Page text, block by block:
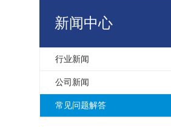
新闻中心
行业新闻
公司新闻
常见问题解答